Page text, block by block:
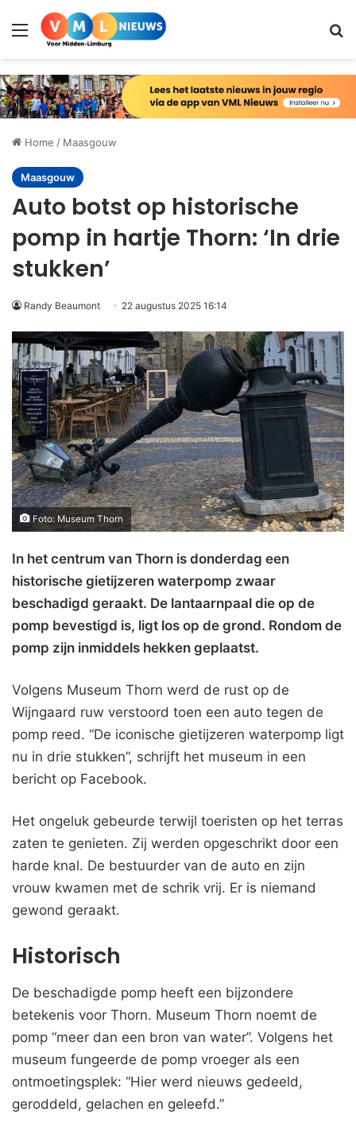
Menu
Home / Maasgouw
Maasgouw
Auto botst op historische
pomp in hartje Thorn: ‘In drie
stukken’
Randy Beaumont 22 augustus 2025 16:14
Foto: Museum Thorn
In het centrum van Thorn is donderdag een
historische gietijzeren waterpomp zwaar
beschadigd geraakt. De lantaarnpaal die op de
pomp bevestigd is, ligt los op de grond. Rondom de
pomp zijn inmiddels hekken geplaatst.
Volgens Museum Thorn werd de rust op de
Wijngaard ruw verstoord toen een auto tegen de
pomp reed. “De iconische gietijzeren waterpomp ligt
nu in drie stukken”, schrijft het museum in een
bericht op Facebook.
Het ongeluk gebeurde terwijl toeristen op het terras
zaten te genieten. Zij werden opgeschrikt door een
harde knal. De bestuurder van de auto en zijn
vrouw kwamen met de schrik vrij. Er is niemand
gewond geraakt.
Historisch
De beschadigde pomp heeft een bijzondere
betekenis voor Thorn. Museum Thorn noemt de
pomp “meer dan een bron van water”. Volgens het
museum fungeerde de pomp vroeger als een
ontmoetingsplek: “Hier werd nieuws gedeeld,
geroddeld, gelachen en geleefd.”